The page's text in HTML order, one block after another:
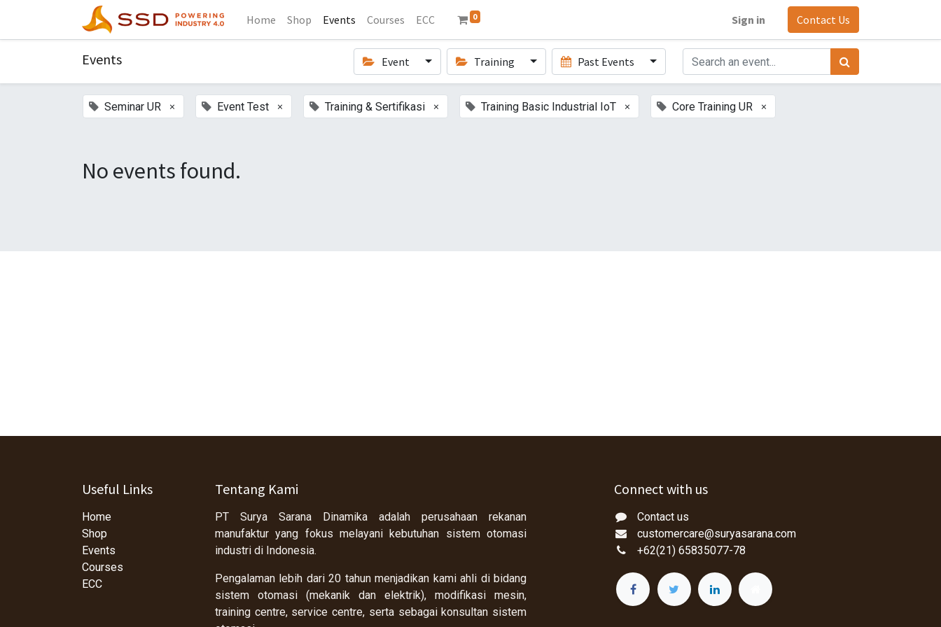
Home Shop Events Courses ECC 0 Sign in Contact Us
Events Event Training Past Events
Seminar UR × Event Test × Training & Sertifikasi × Training Basic Industrial IoT × Core Training UR ×
No events found.
Useful Links
Home
Shop
Events
Courses
ECC
Tentang Kami
PT Surya Sarana Dinamika adalah perusahaan rekanan
manufaktur yang fokus melayani kebutuhan sistem otomasi
industri di Indonesia.
Pengalaman lebih dari 20 tahun menjadikan kami ahli di bidang
sistem otomasi (mekanik dan elektrik), modifikasi mesin,
training centre, service centre, serta sebagai konsultan sistem
Connect with us
Contact us
customercare@suryasarana.com
+62(21) 65835077-78